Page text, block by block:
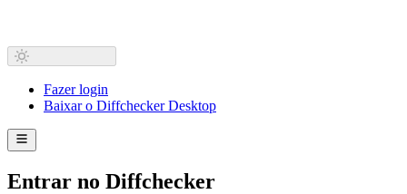
Fazer login
Baixar o Diffchecker Desktop
Entrar no Diffchecker